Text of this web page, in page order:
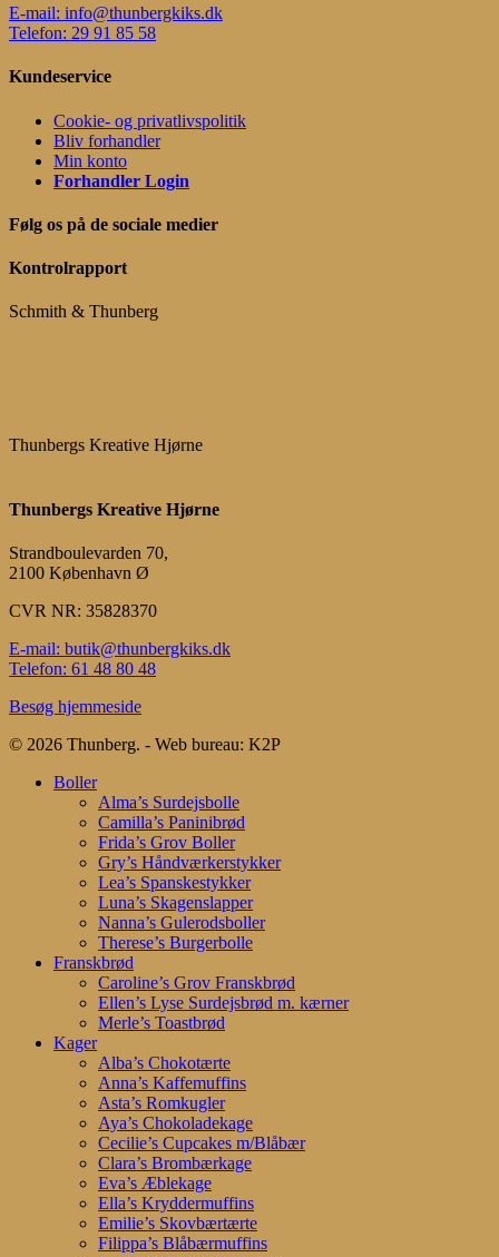
E-mail: info@thunbergkiks.dk
Telefon: 29 91 85 58
Kundeservice
Cookie- og privatlivspolitik
Bliv forhandler
Min konto
Forhandler Login
Følg os på de sociale medier
Kontrolrapport
Schmith & Thunberg
Thunbergs Kreative Hjørne
Thunbergs Kreative Hjørne
Strandboulevarden 70,
2100 København Ø
CVR NR: 35828370
E-mail: butik@thunbergkiks.dk
Telefon: 61 48 80 48
Besøg hjemmeside
© 2026 Thunberg. - Web bureau: K2P
Close
Boller
Alma’s Surdejsbolle
Camilla’s Paninibrød
Frida’s Grov Boller
Gry’s Håndværkerstykker
Lea’s Spanskestykker
Luna’s Skagenslapper
Nanna’s Gulerodsboller
Therese’s Burgerbolle
Franskbrød
Caroline’s Grov Franskbrød
Ellen’s Lyse Surdejsbrød m. kærner
Merle’s Toastbrød
Kager
Alba’s Chokotærte
Anna’s Kaffemuffins
Asta’s Romkugler
Aya’s Chokoladekage
Cecilie’s Cupcakes m/Blåbær
Clara’s Brombærkage
Eva’s Æblekage
Ella’s Kryddermuffins
Emilie’s Skovbærtærte
Filippa’s Blåbærmuffins